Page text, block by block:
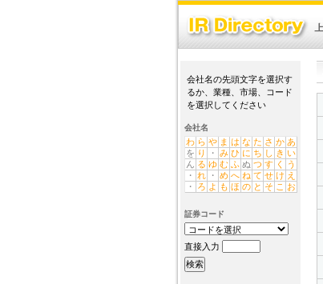
会社名の先頭文字を選択す
るか、業種、市場、コード
を選択してください
会社名
わ ら や ま は な た さ か あ
を り ・ み ひ に ち し き い
ん る ゆ む ふ ぬ つ す く
う
・ れ ・ め へ ね て せ け え
・
ろ よ も ほ の と そ こ お
証券コード
直接入力